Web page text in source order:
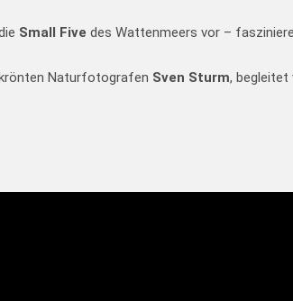
Small Five des Wattenmeers vor –
Naturfotografen Sven Sturm, begleitet